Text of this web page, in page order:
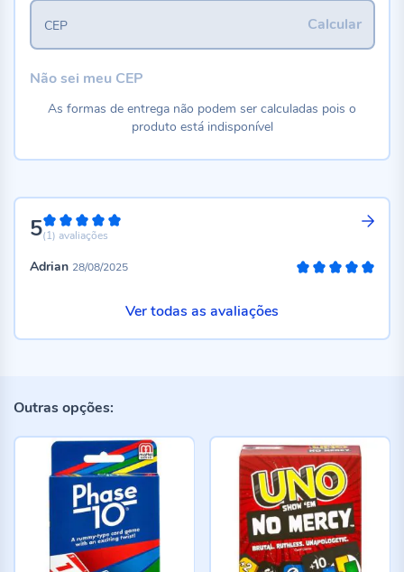
5100%
(1) avaliações
Adrian 28/08/2025
Ver todas as avaliações
Calcular
CEP
Não sei meu CEP
As formas de entrega não podem ser calculadas pois o
produto está indisponível
Outras opções: